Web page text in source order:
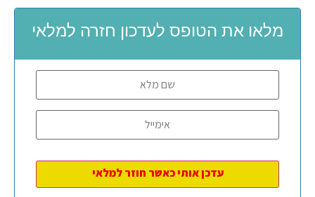
מלאו את הטופס לעדכון חזרה למלאי